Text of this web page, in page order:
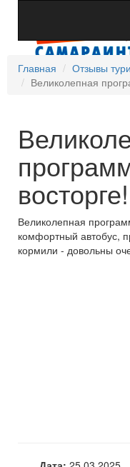
Главная
Отзывы
Великолепная
восторге!
Великолепная
комфортный автобус,
кормили - довольны